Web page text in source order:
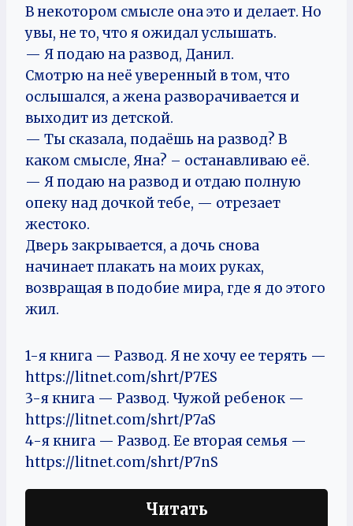
В некотором смысле она это и делает. Но
увы, не то, что я ожидал услышать.
— Я подаю на развод, Данил.
Смотрю на неё уверенный в том, что
ослышался, а жена разворачивается и
выходит из детской.
— Ты сказала, подаёшь на развод? В
каком смысле, Яна? – останавливаю её.
— Я подаю на развод и отдаю полную
опеку над дочкой тебе, — отрезает
жестоко.
Дверь закрывается, а дочь снова
начинает плакать на моих руках,
возвращая в подобие мира, где я до этого
жил.
1-я книга — Развод. Я не хочу ее терять —
https://litnet.com/shrt/P7ES
3-я книга — Развод. Чужой ребенок —
https://litnet.com/shrt/P7aS
4-я книга — Развод. Ее вторая семья —
https://litnet.com/shrt/P7nS
Читать